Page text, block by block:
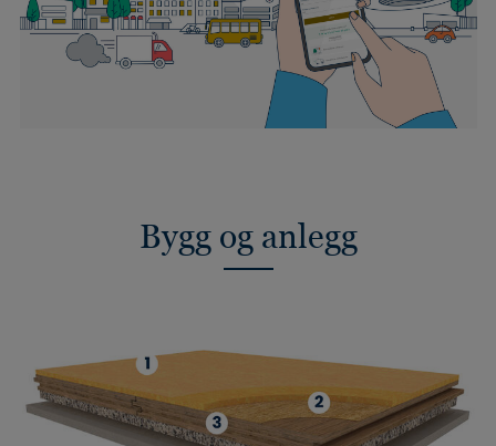
Bygg og anlegg